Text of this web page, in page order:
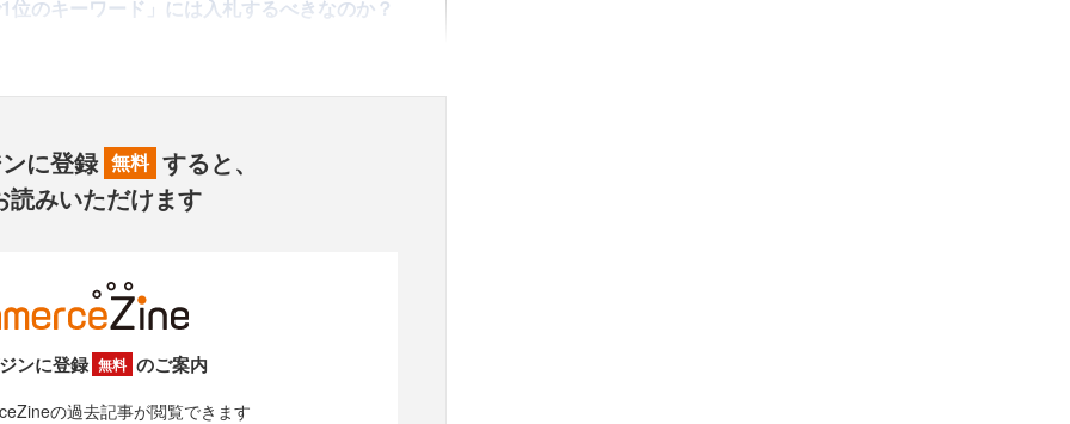
のキーワード」には入札するべきなのか？
に登録 無料 すると、
読みいただけます
ンに登録 無料 のご案内
の過去記事が閲覧できます